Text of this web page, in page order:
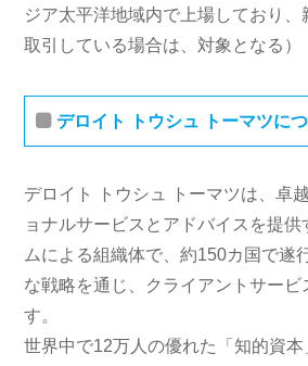
ジア太平洋地域内で上場しており、
取引している場合は、対象となる）
デロイト トウシュ トーマツに
デロイト トウシュ トーマツは、卓
ョナルサービスとアドバイスを提
ムによる組織体で、約150カ国で遂
な戦略を通じ、クライアントサービ
す。
世界中で12万人の優れた「知的資